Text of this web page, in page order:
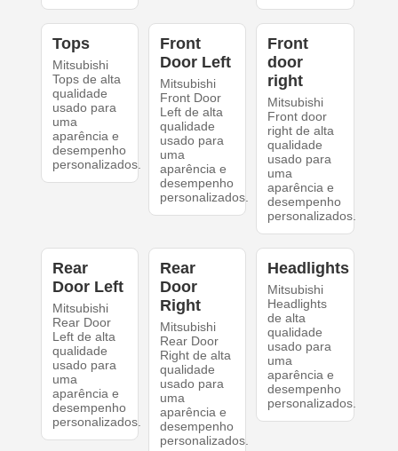
Tops
Mitsubishi
Tops de alta
qualidade
usado para
uma
aparência e
desempenho
personalizados.
Front
Door Left
Mitsubishi
Front Door
Left de alta
qualidade
usado para
uma
aparência e
desempenho
personalizados.
Front
door
right
Mitsubishi
Front door
right de alta
qualidade
usado para
uma
aparência e
desempenho
personalizados.
Rear
Door Left
Mitsubishi
Rear Door
Left de alta
qualidade
usado para
uma
aparência e
desempenho
personalizados.
Rear
Door
Right
Mitsubishi
Rear Door
Right de alta
qualidade
usado para
uma
aparência e
desempenho
personalizados.
Headlights
Mitsubishi
Headlights
de alta
qualidade
usado para
uma
aparência e
desempenho
personalizados.